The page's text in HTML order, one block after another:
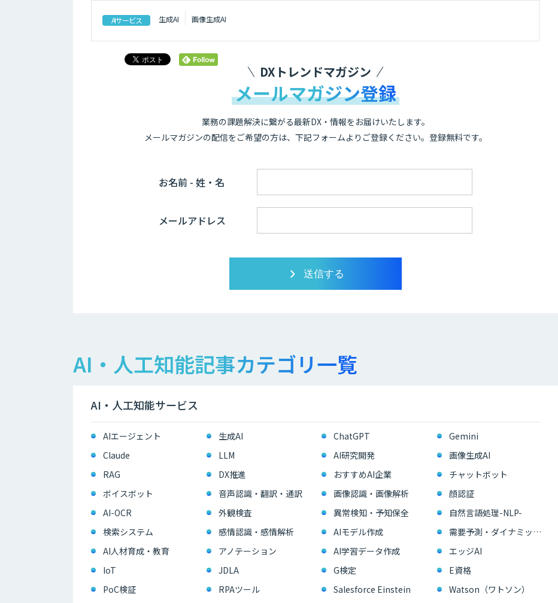
AIサービス 生成AI 画像生成AI
DXトレンドマガジン
メールマガジン登録
業務の課題解決に繋がる最新DX・情報をお届けいたします。
メールマガジンの配信をご希望の方は、下記フォームよりご登録ください。登録無料です。
お名前 - 姓・名
メールアドレス
AI・人工知能記事カテゴリ一覧
AI・人工知能サービス
AIエージェント 生成AI ChatGPT
Gemini
Claude
LLM AI研究開発
画像生成AI
RAG
DX推進 おすすめAI企業
チャットボット
ボイスボット
音声認識・翻訳・通訳 画像認識・画像解析
顔認証
AI-OCR
外観検査 異常検知・予知保全
自然言語処理-NLP-
検索システム
感情認識・感情解析 AIモデル作成
需要予測・ダイナミックプライシング
AI人材育成・教育
アノテーション AI学習データ作成
エッジAI
IoT
JDLA G検定
E資格
PoC検証
RPAツール Salesforce Einstein
Watson（ワトソン）